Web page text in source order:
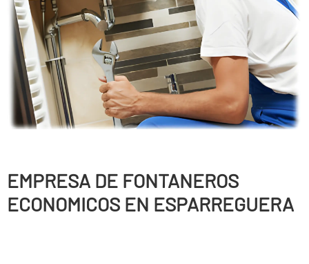
EMPRESA DE FONTANEROS
ECONOMICOS EN ESPARREGUERA